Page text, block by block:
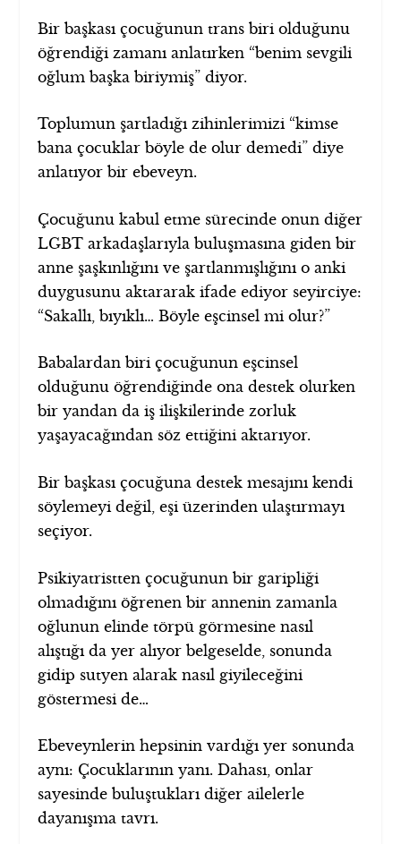
Bir başkası çocuğunun trans biri olduğunu
öğrendiği zamanı anlatırken “benim sevgili
oğlum başka biriymiş” diyor.
Toplumun şartladığı zihinlerimizi “kimse
bana çocuklar böyle de olur demedi” diye
anlatıyor bir ebeveyn.
Çocuğunu kabul etme sürecinde onun diğer
LGBT arkadaşlarıyla buluşmasına giden bir
anne şaşkınlığını ve şartlanmışlığını o anki
duygusunu aktararak ifade ediyor seyirciye:
“Sakallı, bıyıklı… Böyle eşcinsel mi olur?”
Babalardan biri çocuğunun eşcinsel
olduğunu öğrendiğinde ona destek olurken
bir yandan da iş ilişkilerinde zorluk
yaşayacağından söz ettiğini aktarıyor.
Bir başkası çocuğuna destek mesajını kendi
söylemeyi değil, eşi üzerinden ulaştırmayı
seçiyor.
Psikiyatristten çocuğunun bir garipliği
olmadığını öğrenen bir annenin zamanla
oğlunun elinde törpü görmesine nasıl
alıştığı da yer alıyor belgeselde, sonunda
gidip sutyen alarak nasıl giyileceğini
göstermesi de…
Ebeveynlerin hepsinin vardığı yer sonunda
aynı: Çocuklarının yanı. Dahası, onlar
sayesinde buluştukları diğer ailelerle
dayanışma tavrı.